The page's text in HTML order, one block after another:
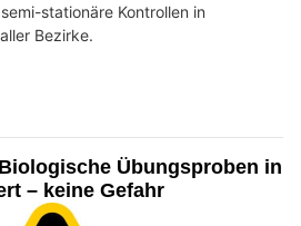
stationäre Kontrollen in
Bezirke.
Übungsproben in
– keine Gefahr